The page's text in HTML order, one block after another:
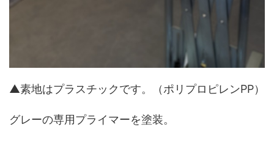
▲素地はプラスチックです。（ポリプロピレンPP）
グレーの専用プライマーを塗装。